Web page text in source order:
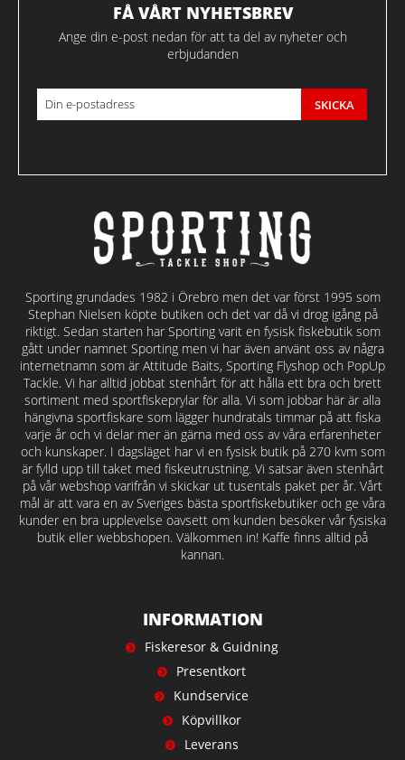
FÅ VÅRT NYHETSBREV
Ange din e-post nedan för att ta del av nyheter och
erbjudanden
SKICKA
Sporting grundades 1982 i Örebro men det var först 1995 som
Stephan Nielsen köpte butiken och det var då vi drog igång på
riktigt. Sedan starten har Sporting varit en fysisk fiskebutik som
gått under namnet Sporting men vi har även använt oss av några
internetnamn som är Attitude Baits, Sporting Flyshop och PopUp
Tackle. Vi har alltid jobbat stenhårt för att hålla ett bra och brett
sortiment med sportfiskeprylar för alla. Vi som jobbar här är alla
hängivna sportfiskare som lägger hundratals timmar på att fiska
varje år och vi delar mer än gärna med oss av våra erfarenheter
och kunskaper. I dagsläget har vi en fysisk butik på 270 kvm som
är fylld upp till taket med fiskeutrustning. Vi satsar även stenhårt
på vår webshop varifrån vi skickar ut tusentals paket per år. Vårt
mål är att vara en av Sveriges bästa sportfiskebutiker och ge våra
kunder en bra upplevelse oavsett om kunden besöker vår fysiska
butik eller webbshopen. Välkommen in! Kaffe finns alltid på
kannan.
INFORMATION
Fiskeresor & Guidning
Presentkort
Kundservice
Köpvillkor
Leverans